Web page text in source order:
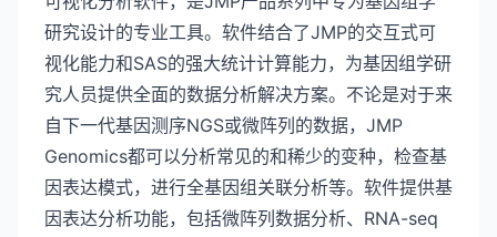
研究设计的专业工具。软件结合了JMP的交互式可
视化能力和SAS的强大统计计算能力，为基因组学研
究人员提供全面的数据分析解决方案。不论是对于来
自下一代基因测序NGS或微阵列的数据，JMP
Genomics都可以分析常见的和稀少的变种，检查基
因表达模式，进行全基因组关联分析等。软件提供基
因表达分析功能，包括微阵列数据分析、RNA-seq